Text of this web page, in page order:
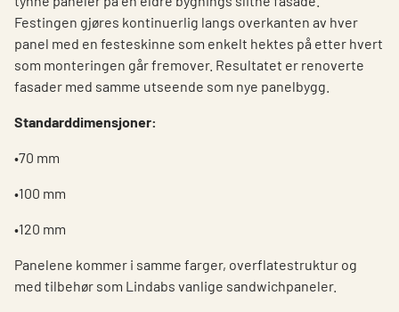
Festingen gjøres kontinuerlig langs overkanten av hver
panel med en festeskinne som enkelt hektes på etter hvert
som monteringen går fremover. Resultatet er renoverte
fasader med samme utseende som nye panelbygg.
Standarddimensjoner:
•70 mm
•100 mm
•120 mm
Panelene kommer i samme farger, overflatestruktur og
med tilbehør som Lindabs vanlige sandwichpaneler.